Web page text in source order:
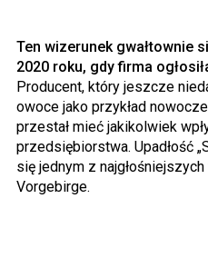
Ten wizerunek gwałtownie
2020 roku, gdy firma
Producent, który jeszcze
owoce jako przykład
przestał mieć jakikolwiek
przedsiębiorstwa. Upadłość
się jednym z
Vorgebirge.